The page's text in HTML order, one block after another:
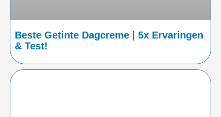
Beste Getinte Dagcreme | 5x Ervaringen
& Test!